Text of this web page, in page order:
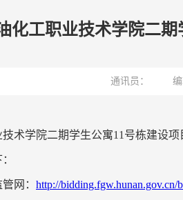
化工职业技术学院二
通讯员：
术学院二期学生公寓11号栋建设
网： http://bidding.fgw.hunan.gov.cn/